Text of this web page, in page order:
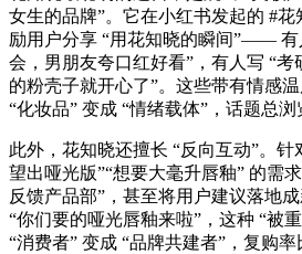
女生的品牌”。它在小红书发起的 #
励用户分享 “用花知晓的瞬间”—— 有
会，男朋友夸口红好看”，有人写 “
的粉壳子就开心了”。这些带有情感
“化妆品” 变成 “情绪载体”，话题总浏
此外，花知晓还擅长 “反向互动”。
望出哑光版”“想要大毫升唇釉” 的需
反馈产品部”，甚至将用户建议落地
“你们要的哑光唇釉来啦”，这种 “被
“消费者” 变成 “品牌共建者”，复购